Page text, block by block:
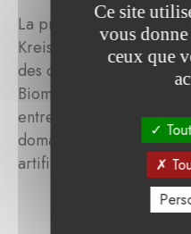
La première résidence
Kreis (né en 1990,
des chercheurs du
Biomedicine (LCSB)
entre l'art et la science,
domaines des
artificielle.
Ce site
vous
ceux que